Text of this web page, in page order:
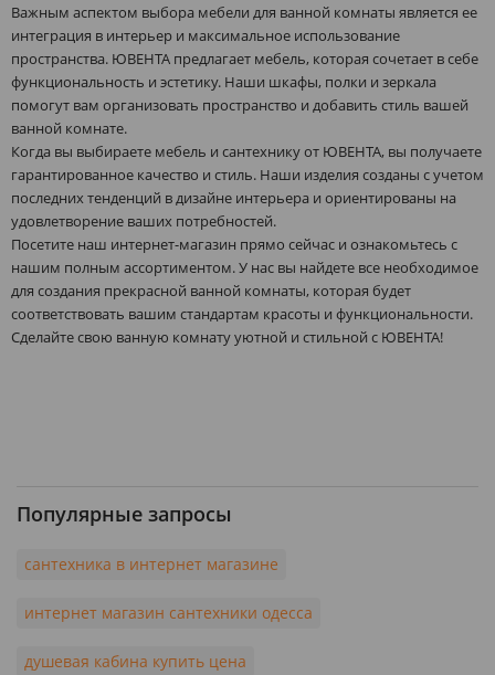
Важным аспектом выбора мебели для ванной комнаты является ее
интеграция в интерьер и максимальное использование
пространства. ЮВЕНТА предлагает мебель, которая сочетает в себе
функциональность и эстетику. Наши шкафы, полки и зеркала
помогут вам организовать пространство и добавить стиль вашей
ванной комнате.
Когда вы выбираете мебель и сантехнику от ЮВЕНТА, вы получаете
гарантированное качество и стиль. Наши изделия созданы с учетом
последних тенденций в дизайне интерьера и ориентированы на
удовлетворение ваших потребностей.
Посетите наш интернет-магазин прямо сейчас и ознакомьтесь с
нашим полным ассортиментом. У нас вы найдете все необходимое
для создания прекрасной ванной комнаты, которая будет
соответствовать вашим стандартам красоты и функциональности.
Сделайте свою ванную комнату уютной и стильной с ЮВЕНТА!
Популярные запросы
сантехника в интернет магазине
интернет магазин сантехники одесса
душевая кабина купить цена